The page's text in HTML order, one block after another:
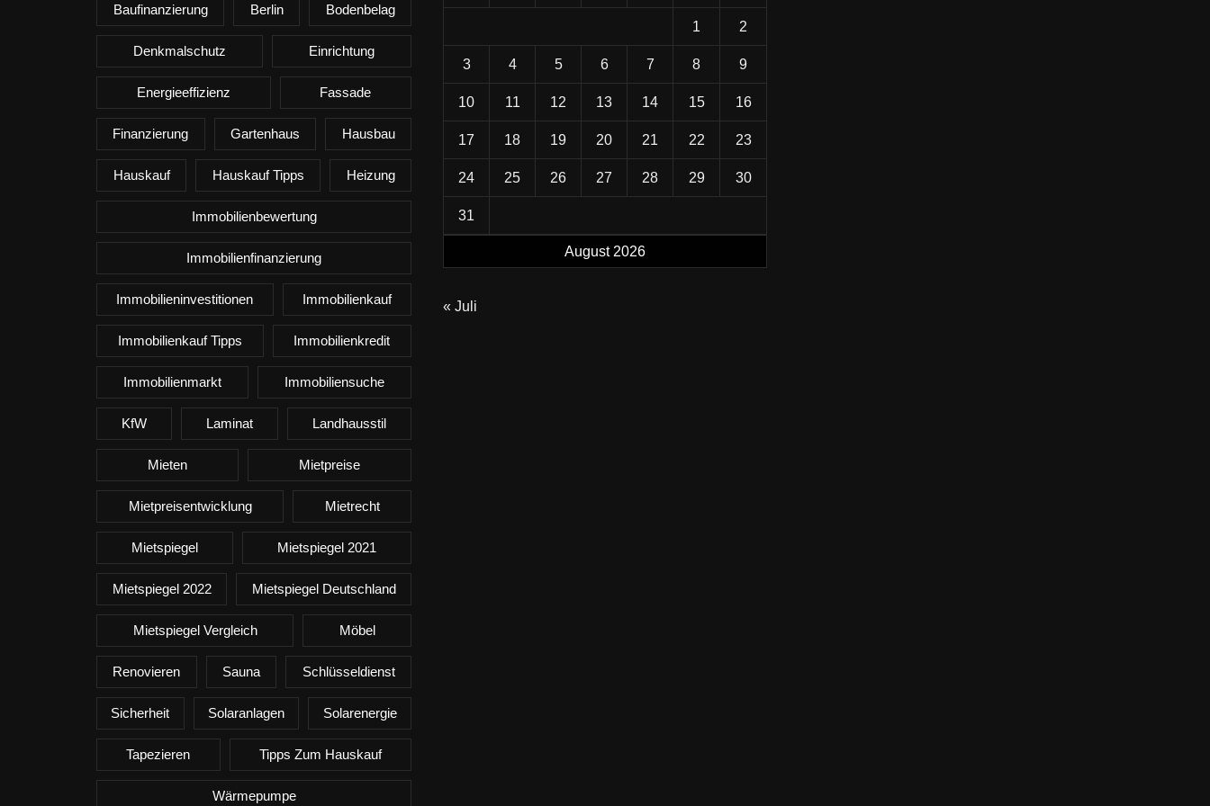
Baufinanzierung Berlin Bodenbelag
Denkmalschutz Einrichtung
Energieeffizienz Fassade
Finanzierung Gartenhaus Hausbau
Hauskauf Hauskauf Tipps Heizung
Immobilienbewertung
Immobilienfinanzierung
Immobilieninvestitionen Immobilienkauf
Immobilienkauf Tipps Immobilienkredit
Immobilienmarkt Immobiliensuche
KfW Laminat Landhausstil
Mieten Mietpreise
Mietpreisentwicklung Mietrecht
Mietspiegel Mietspiegel 2021
Mietspiegel 2022 Mietspiegel Deutschland
Mietspiegel Vergleich Möbel
Renovieren Sauna Schlüsseldienst
Sicherheit Solaranlagen Solarenergie
Tapezieren Tipps Zum Hauskauf
Wärmepumpe
August 2026
1 2
3 4 5 6 7 8 9
10 11 12 13 14 15 16
17 18 19 20 21 22 23
24 25 26 27 28 29 30
31
« Juli